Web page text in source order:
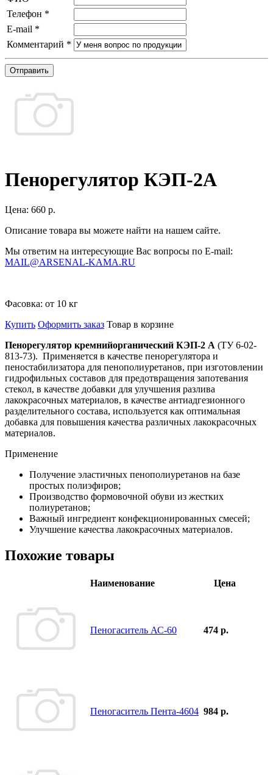
Телефон *
E-mail *
Комментарий *
Отправить
Пенорегулятор КЭП-2А
Цена: 660 р.
Описание товара вы можете найти на нашем сайте.
Мы ответим на интересующие Вас вопросы по E-mail:
MAIL@ARSENAL-KAMA.RU
Фасовка: от 10 кг
Купить Оформить заказ Товар в корзине
Пенорегулятор кремнийорганический КЭП-2 А (ТУ 6-02-
813-73). Применяется в качестве пенорегулятора и
пеностабилизатора для пенополиуретанов, при изготовлении
гидрофильных составов для предотвращения запотевания
стекол, в качестве добавки для улучшения разлива
лакокрасочных материалов, в качестве антиадгезионного
разделительного состава, используется как оптимальная
добавка для повышения качества различных лакокрасочных
материалов.
Применение
Получение эластичных пенополиуретанов на базе
простых полиэфиров;
Производство формовочной обуви из жестких
полиуретанов;
Важный ингредиент конфекционированных смесей;
Улучшение качества лакокрасочных материалов.
Похожие товары
Наименование Цена
Пеногаситель АС-60 474 р.
Пеногаситель Пента-4604 984 р.